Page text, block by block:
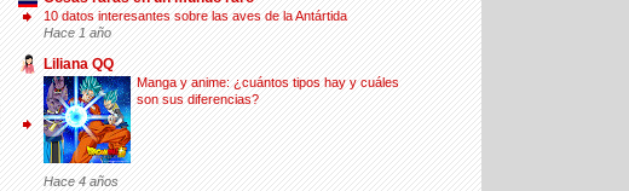
10 datos interesantes sobre las aves de la Antártida
Hace 1 año
Liliana QQ
Manga y anime: ¿cuántos tipos hay y cuáles
son sus diferencias?
Hace 4 años